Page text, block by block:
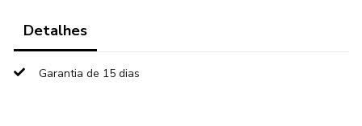
- Conteúdo 3 Meses de Conteudo (7,00€)
- Como criar e vender produtos digitais para iniciantes
Detalhes
Garantia de 15 dias